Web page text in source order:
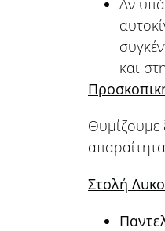
και
Θυμίζουμε
Στολή